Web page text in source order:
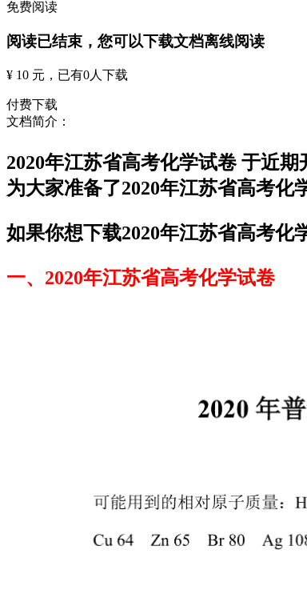
免费阅读
阅读已结束，您可以下载文档离线阅读
¥ 10 元 ，已有0人下载
付费下载
文档简介：
2020年江苏省高考化学试卷 于近
为大家准备了2020年江苏省高考化
如果你想下载2020年江苏省高考化
一、2020年江苏省高考化学试卷